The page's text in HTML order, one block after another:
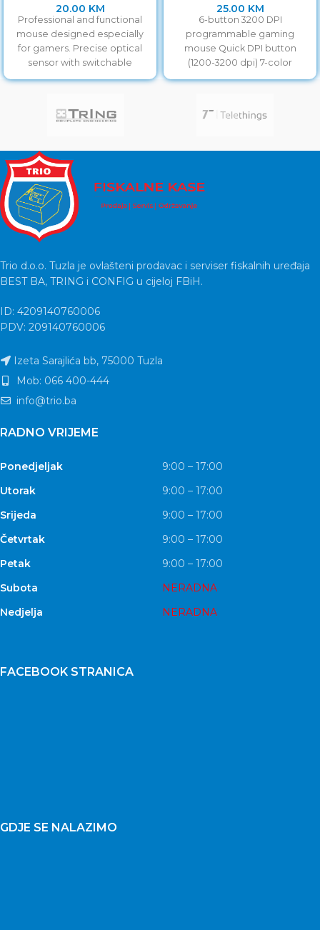
20.00 KM
Professional and functional
mouse designed especially
for gamers. Precise optical
sensor with switchable
resolution of
25.00 KM
6-button 3200 DPI
programmable gaming
mouse Quick DPI button
(1200-3200 dpi) 7-color
breathing RGB light effect
Trio d.o.o. Tuzla je ovlašteni prodavac i serviser fiskalnih uređaja
BEST BA, TRING i CONFIG u cijeloj FBiH.
ID: 4209140760006
PDV: 209140760006
Izeta Sarajlića bb, 75000 Tuzla
Mob: 066 400-444
info@trio.ba
RADNO VRIJEME
Ponedjeljak
9:00 – 17:00
Utorak
9:00 – 17:00
Srijeda
9:00 – 17:00
Četvrtak
9:00 – 17:00
Petak
9:00 – 17:00
Subota
NERADNA
Nedjelja
NERADNA
FACEBOOK STRANICA
GDJE SE NALAZIMO